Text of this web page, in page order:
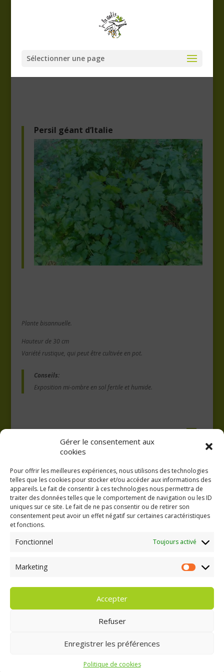
Gérer le consentement aux
cookies
Pour offrir les meilleures expériences, nous utilisons des technologies
telles que les cookies pour stocker et/ou accéder aux informations des
appareils. Le fait de consentir à ces technologies nous permettra de
traiter des données telles que le comportement de navigation ou les ID
uniques sur ce site. Le fait de ne pas consentir ou de retirer son
consentement peut avoir un effet négatif sur certaines caractéristiques
et fonctions.
Fonctionnel Toujours activé
Marketing Marketing
Accepter
Refuser
Enregistrer les préférences
Politique de cookies
Sélectionner une page
Persil géant d’Italie
Plante bisannuelle.
Hauteur de 30 cm
Variété rustique, qui peut être cultivée en pot.
Conseils:
Exposition mi-ombre en sol fertile et humide.
GAEC A la volée
Kergreach - Loperhet
06 65 62 84 25